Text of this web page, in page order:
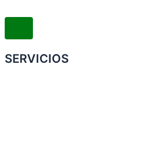
SERVICIOS